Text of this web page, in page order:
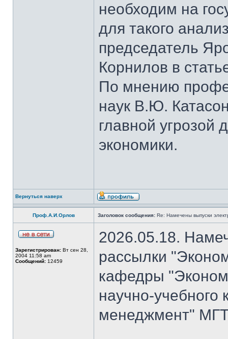
необходим на
для такого
председатель
Корнилов в
По мнению
наук В.Ю.
главной угрозой
экономики.
Вернуться наверх
Проф.А.И.Орлов Заголовок сообщения: Re: Намечены выпуски
Зарегистрирован: Вт сен 28,
2004 11:58 am
Сообщений: 12459
2026.05.18.
рассылки
кафедры
научно-
менеджмент"